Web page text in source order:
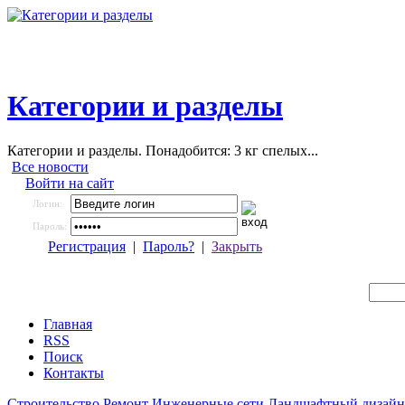
Категории и разделы
Категории и разделы. Понадобится: 3 кг спелых...
Все новости
Войти на сайт
Логин:
Пароль:
Регистрация | Пароль? | Закрыть
Главная
RSS
Поиск
Контакты